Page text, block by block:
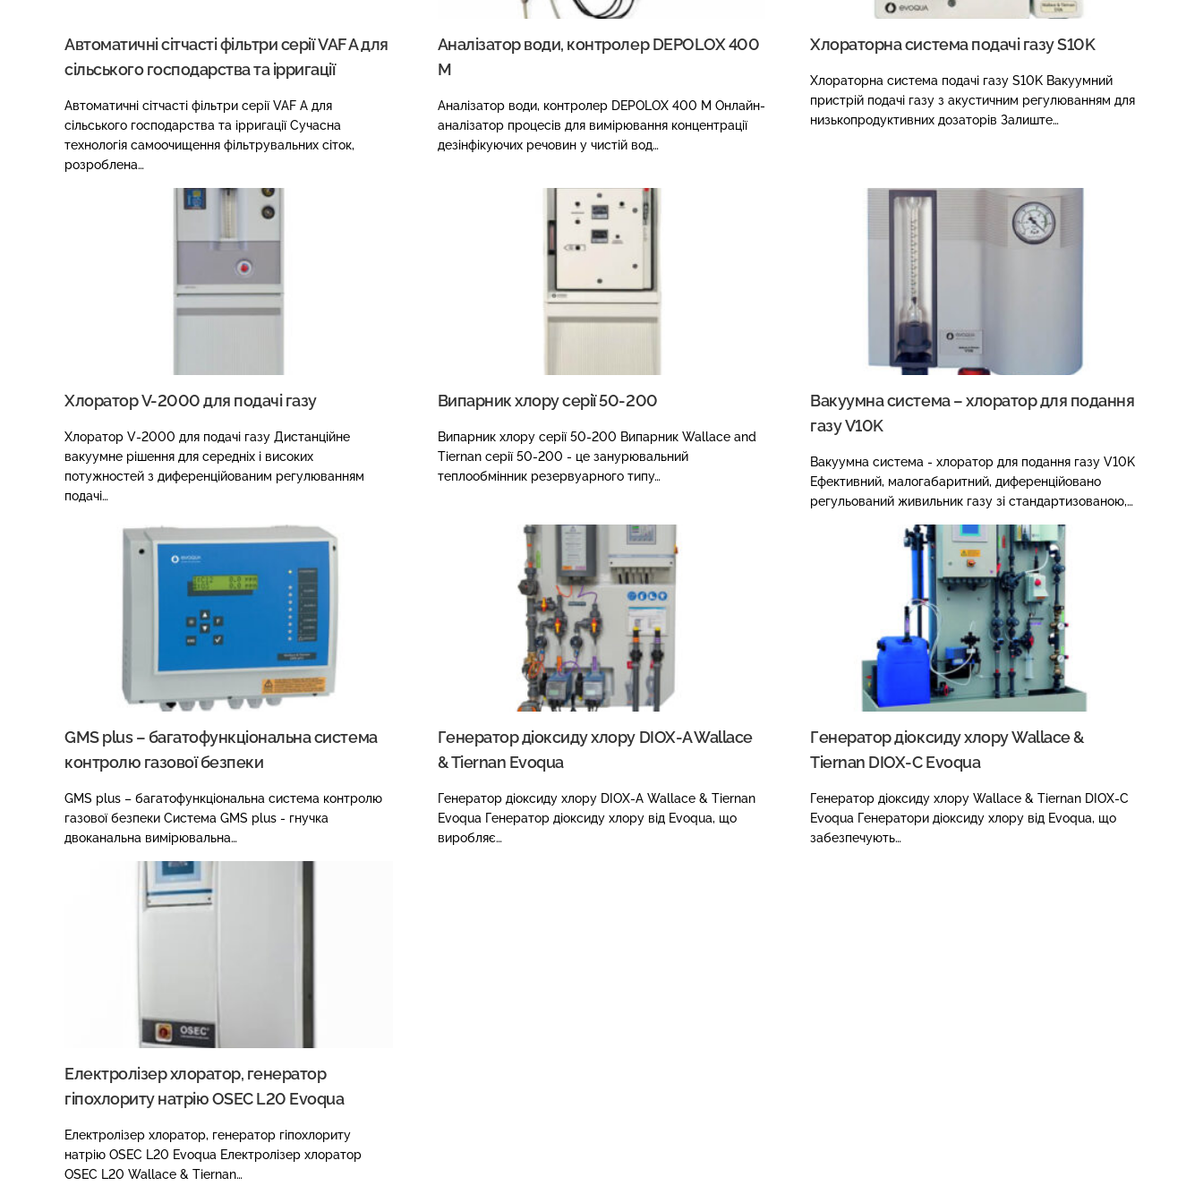
Автоматичні сітчасті фільтри серії VAF A для
сільського господарства та ірригації
Автоматичні сітчасті фільтри серії VAF A для
сільського господарства та ірригації Сучасна
технологія самоочищення фільтрувальних сіток,
розроблена…
Аналізатор води, контролер DEPOLOX 400
M
Аналізатор води, контролер DEPOLOX 400 M Онлайн-
аналізатор процесів для вимірювання концентрації
дезінфікуючих речовин у чистій вод…
Хлораторна система подачі газу S10K
Хлораторна система подачі газу S10K Вакуумний
пристрій подачі газу з акустичним регулюванням для
низькопродуктивних дозаторів Залиште…
Хлоратор V-2000 для подачі газу
Хлоратор V-2000 для подачі газу Дистанційне
вакуумне рішення для середніх і високих
потужностей з диференційованим регулюванням
подачі…
Випарник хлору серії 50-200
Випарник хлору серії 50-200 Випарник Wallace and
Tiernan серії 50-200 - це занурювальний
теплообмінник резервуарного типу…
Вакуумна система – хлоратор для подання
газу V10K
Вакуумна система - хлоратор для подання газу V10K
Ефективний, малогабаритний, диференційовано
регульований живильник газу зі стандартизованою,…
GMS plus – багатофункціональна система
контролю газової безпеки
GMS plus – багатофункціональна система контролю
газової безпеки Система GMS plus - гнучка
двоканальна вимірювальна…
Генератор діоксиду хлору DIOX-A Wallace
& Tiernan Evoqua
Генератор діоксиду хлору DIOX-A Wallace & Tiernan
Evoqua Генератор діоксиду хлору від Evoqua, що
виробляє…
Генератор діоксиду хлору Wallace &
Tiernan DIOX-С Evoqua
Генератор діоксиду хлору Wallace & Tiernan DIOX-С
Evoqua Генератори діоксиду хлору від Evoqua, що
забезпечують…
Електролізер хлоратор, генератор
гіпохлориту натрію OSEC L20 Evoqua
Електролізер хлоратор, генератор гіпохлориту
натрію OSEC L20 Evoqua Електролізер хлоратор
OSEC L20 Wallace & Tiernan…